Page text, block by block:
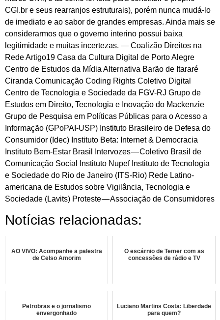
Notícias relacionadas:
AO VIVO: Acompanhe a palestra
de Celso Amorim
O escárnio de Temer com as
concessões de rádio e TV
Petrobras e o jornalismo
envergonhado
Luciano Martins Costa: Liberdade
para quem?